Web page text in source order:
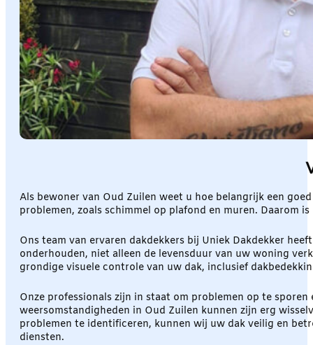
Als bewoner van Oud Zuilen weet u hoe belangrijk een
problemen, zoals schimmel op plafond en muren. Daarom
Ons team van ervaren dakdekkers bij Uniek Dakdekker
onderhouden, niet alleen de levensduur van uw woning
grondige visuele controle van uw dak, inclusief
Onze professionals zijn in staat om problemen op te
weersomstandigheden in Oud Zuilen kunnen zijn erg
problemen te identificeren, kunnen wij uw dak veilig en
diensten.